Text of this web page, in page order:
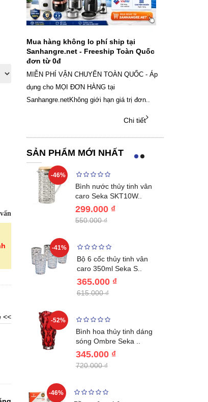
<<
Mua hàng không lo phí ship tại
Sanhangre.net - Freeship Toàn Quốc
đơn từ 0đ
MIỄN PHÍ VẬN CHUYỂN TOÀN QUỐC - Áp
dụng cho MỌI ĐƠN HÀNG tại
Sanhangre.netKhông giới hạn giá trị đơn..
Chi tiết
SẢN PHẨM MỚI NHẤT
-46%
Bình nước thủy tinh vân
caro Seka SKT10W..
299.000 ₫
550.000 ₫
-41%
Bộ 6 cốc thủy tinh vân
caro 350ml Seka S..
365.000 ₫
615.000 ₫
-52%
Bình hoa thủy tinh dáng
sóng Ombre Seka ..
345.000 ₫
720.000 ₫
-46%